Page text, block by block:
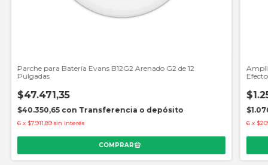
Parche para Batería Evans B12G2 Arenado G2 de 12
Pulgadas
$47.471,35
$40.350,65 con Transferencia o depósito
6 x $7.911,89 sin interés 6 x